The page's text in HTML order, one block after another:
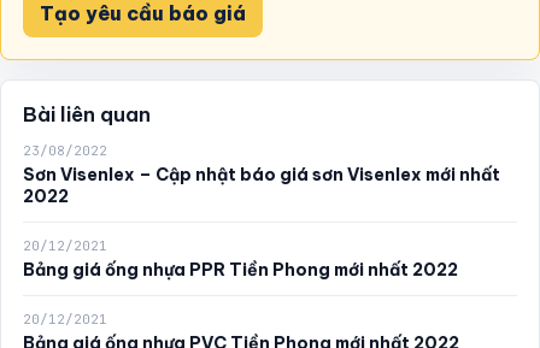
Tạo yêu cầu báo giá
Bài liên quan
23/08/2022
Sơn Visenlex – Cập nhật báo giá sơn Visenlex mới nhất
2022
20/12/2021
Bảng giá ống nhựa PPR Tiền Phong mới nhất 2022
20/12/2021
Bảng giá ống nhựa PVC Tiền Phong mới nhất 2022